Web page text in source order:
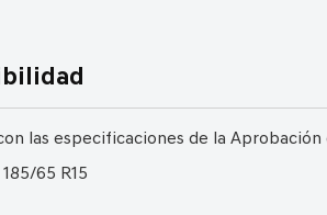
las especificaciones de la
65 R15